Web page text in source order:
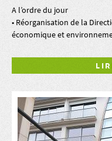
A l’ordre du jour
• Réorganisation de la
économique et